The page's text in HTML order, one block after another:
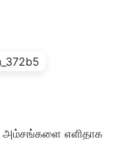
அம்சங்களை எளிதாக